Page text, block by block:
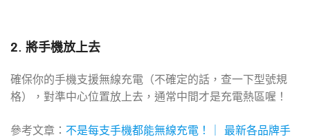
2. 將手機放上去
確保你的手機支援無線充電（不確定的話，查一下型號規
格），對準中心位置放上去，通常中間才是充電熱區喔！
參考文章： 不是每支手機都能無線充電！｜ 最新各品牌手